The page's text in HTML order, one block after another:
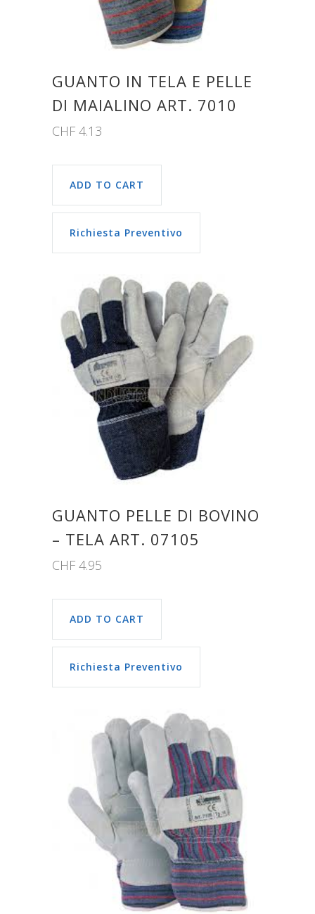
GUANTO IN TELA E PELLE
DI MAIALINO ART. 7010
CHF 4.13
ADD TO CART
Richiesta Preventivo
GUANTO PELLE DI BOVINO
– TELA ART. 07105
CHF 4.95
ADD TO CART
Richiesta Preventivo